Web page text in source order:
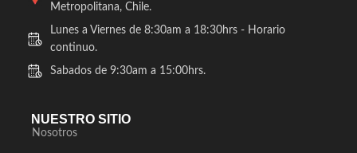
Metropolitana, Chile.
Lunes a Viernes de 8:30am a 18:30hrs - Horario
continuo.
Sabados de 9:30am a 15:00hrs.
NUESTRO SITIO
Nosotros